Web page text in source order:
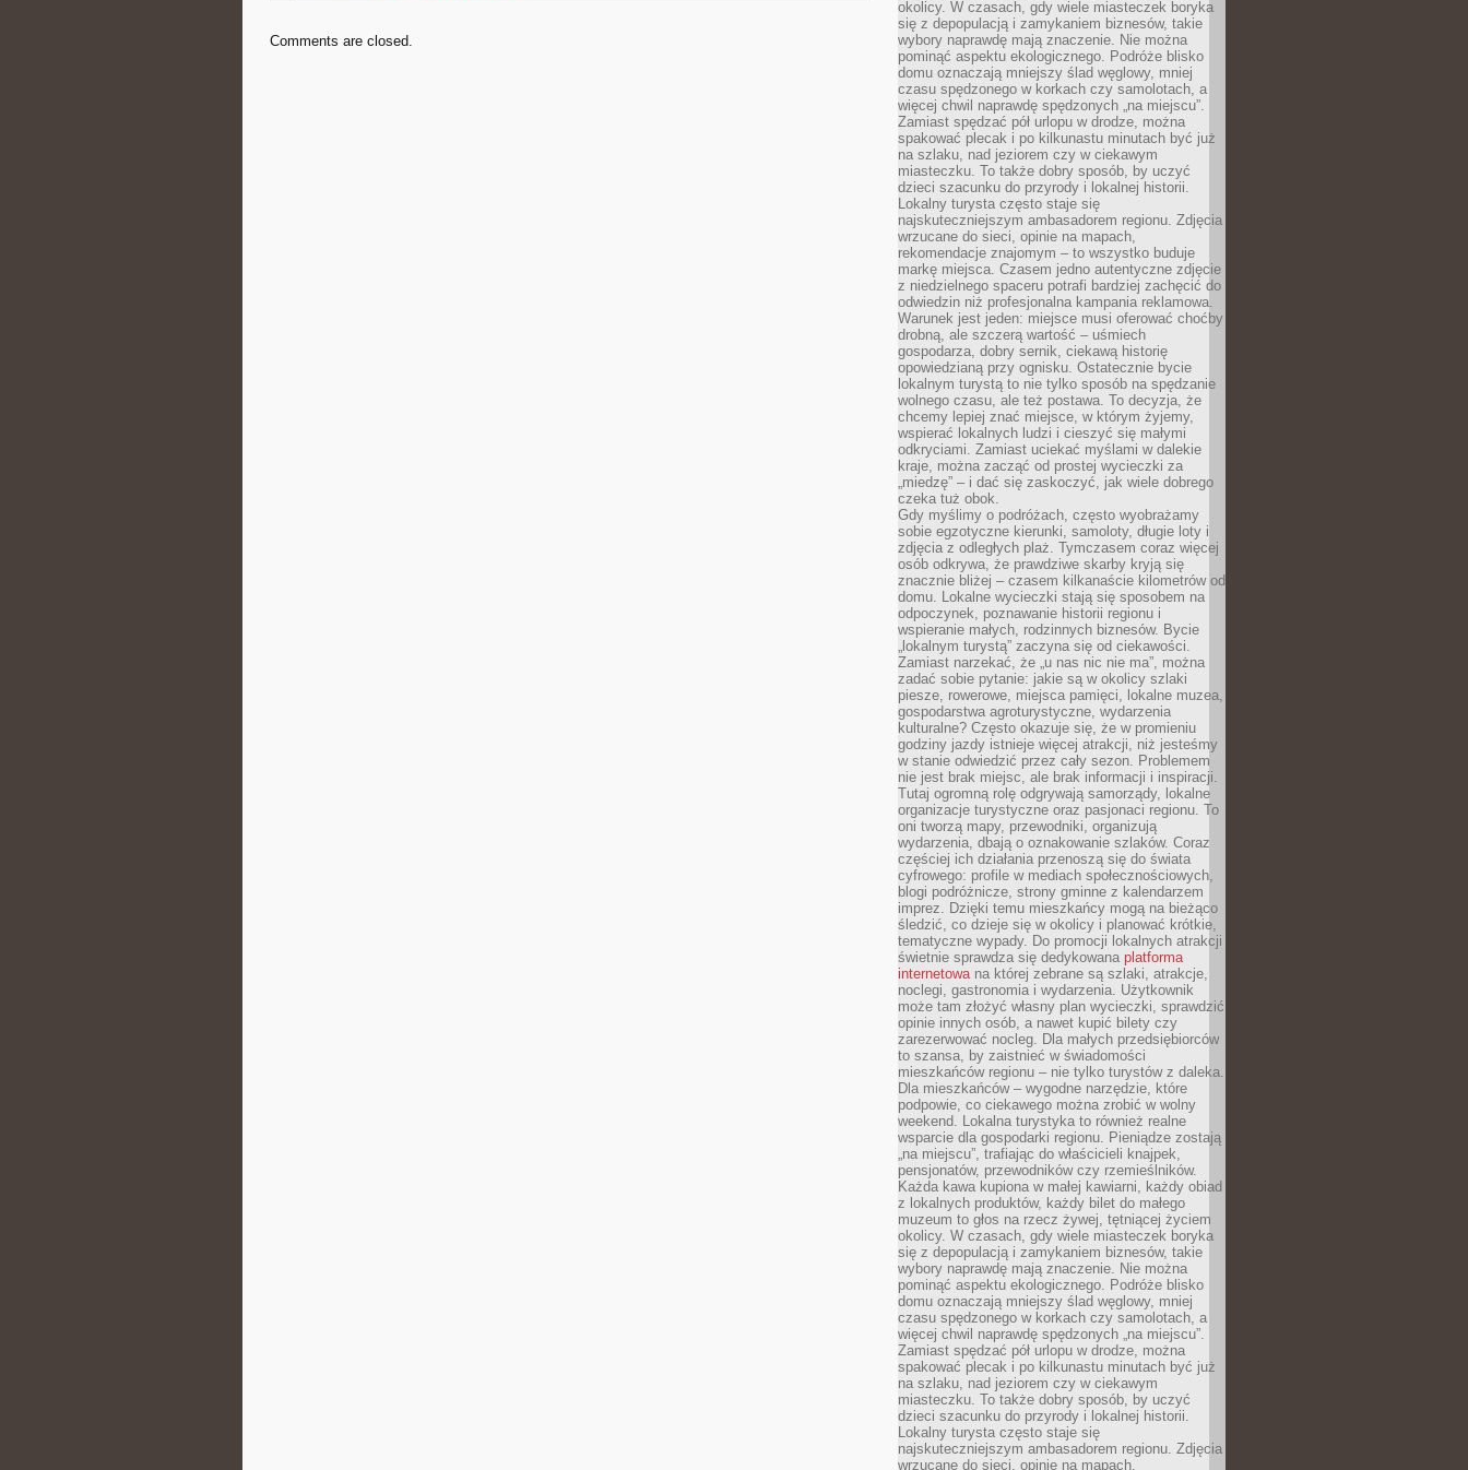
Comments are closed.
okolicy. W czasach, gdy wiele miasteczek boryka
się z depopulacją i zamykaniem biznesów, takie
wybory naprawdę mają znaczenie. Nie można
pominąć aspektu ekologicznego. Podróże blisko
domu oznaczają mniejszy ślad węglowy, mniej
czasu spędzonego w korkach czy samolotach, a
więcej chwil naprawdę spędzonych „na miejscu”.
Zamiast spędzać pół urlopu w drodze, można
spakować plecak i po kilkunastu minutach być już
na szlaku, nad jeziorem czy w ciekawym
miasteczku. To także dobry sposób, by uczyć
dzieci szacunku do przyrody i lokalnej historii.
Lokalny turysta często staje się
najskuteczniejszym ambasadorem regionu. Zdjęcia
wrzucane do sieci, opinie na mapach,
rekomendacje znajomym – to wszystko buduje
markę miejsca. Czasem jedno autentyczne zdjęcie
z niedzielnego spaceru potrafi bardziej zachęcić do
odwiedzin niż profesjonalna kampania reklamowa.
Warunek jest jeden: miejsce musi oferować choćby
drobną, ale szczerą wartość – uśmiech
gospodarza, dobry sernik, ciekawą historię
opowiedzianą przy ognisku. Ostatecznie bycie
lokalnym turystą to nie tylko sposób na spędzanie
wolnego czasu, ale też postawa. To decyzja, że
chcemy lepiej znać miejsce, w którym żyjemy,
wspierać lokalnych ludzi i cieszyć się małymi
odkryciami. Zamiast uciekać myślami w dalekie
kraje, można zacząć od prostej wycieczki za
„miedzę” – i dać się zaskoczyć, jak wiele dobrego
czeka tuż obok.
Gdy myślimy o podróżach, często wyobrażamy
sobie egzotyczne kierunki, samoloty, długie loty i
zdjęcia z odległych plaż. Tymczasem coraz więcej
osób odkrywa, że prawdziwe skarby kryją się
znacznie bliżej – czasem kilkanaście kilometrów od
domu. Lokalne wycieczki stają się sposobem na
odpoczynek, poznawanie historii regionu i
wspieranie małych, rodzinnych biznesów. Bycie
„lokalnym turystą” zaczyna się od ciekawości.
Zamiast narzekać, że „u nas nic nie ma”, można
zadać sobie pytanie: jakie są w okolicy szlaki
piesze, rowerowe, miejsca pamięci, lokalne muzea,
gospodarstwa agroturystyczne, wydarzenia
kulturalne? Często okazuje się, że w promieniu
godziny jazdy istnieje więcej atrakcji, niż jesteśmy
w stanie odwiedzić przez cały sezon. Problemem
nie jest brak miejsc, ale brak informacji i inspiracji.
Tutaj ogromną rolę odgrywają samorządy, lokalne
organizacje turystyczne oraz pasjonaci regionu. To
oni tworzą mapy, przewodniki, organizują
wydarzenia, dbają o oznakowanie szlaków. Coraz
częściej ich działania przenoszą się do świata
cyfrowego: profile w mediach społecznościowych,
blogi podróżnicze, strony gminne z kalendarzem
imprez. Dzięki temu mieszkańcy mogą na bieżąco
śledzić, co dzieje się w okolicy i planować krótkie,
tematyczne wypady. Do promocji lokalnych atrakcji
świetnie sprawdza się dedykowana platforma
internetowana której zebrane są szlaki, atrakcje,
noclegi, gastronomia i wydarzenia. Użytkownik
może tam złożyć własny plan wycieczki, sprawdzić
opinie innych osób, a nawet kupić bilety czy
zarezerwować nocleg. Dla małych przedsiębiorców
to szansa, by zaistnieć w świadomości
mieszkańców regionu – nie tylko turystów z daleka.
Dla mieszkańców – wygodne narzędzie, które
podpowie, co ciekawego można zrobić w wolny
weekend. Lokalna turystyka to również realne
wsparcie dla gospodarki regionu. Pieniądze zostają
„na miejscu”, trafiając do właścicieli knajpek,
pensjonatów, przewodników czy rzemieślników.
Każda kawa kupiona w małej kawiarni, każdy obiad
z lokalnych produktów, każdy bilet do małego
muzeum to głos na rzecz żywej, tętniącej życiem
okolicy. W czasach, gdy wiele miasteczek boryka
się z depopulacją i zamykaniem biznesów, takie
wybory naprawdę mają znaczenie. Nie można
pominąć aspektu ekologicznego. Podróże blisko
domu oznaczają mniejszy ślad węglowy, mniej
czasu spędzonego w korkach czy samolotach, a
więcej chwil naprawdę spędzonych „na miejscu”.
Zamiast spędzać pół urlopu w drodze, można
spakować plecak i po kilkunastu minutach być już
na szlaku, nad jeziorem czy w ciekawym
miasteczku. To także dobry sposób, by uczyć
dzieci szacunku do przyrody i lokalnej historii.
Lokalny turysta często staje się
najskuteczniejszym ambasadorem regionu. Zdjęcia
wrzucane do sieci, opinie na mapach,